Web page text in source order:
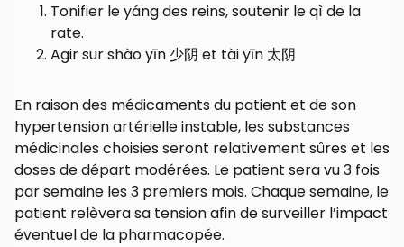
Tonifier le yáng des reins, soutenir le qì de la
rate.
Agir sur shào yīn 少阴 et tài yīn 太阴
En raison des médicaments du patient et de son
hypertension artérielle instable, les substances
médicinales choisies seront relativement sûres et les
doses de départ modérées. Le patient sera vu 3 fois
par semaine les 3 premiers mois. Chaque semaine, le
patient relèvera sa tension afin de surveiller l’impact
éventuel de la pharmacopée.